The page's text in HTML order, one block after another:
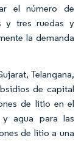
el número de
y tres ruedas y
la demanda
Telangana,
de capital
de litio en el
y agua para las
de litio a una